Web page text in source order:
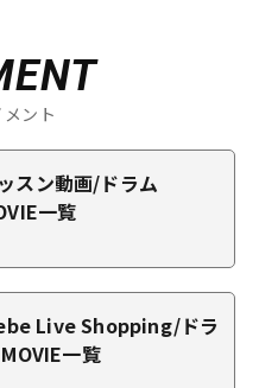
ント
スン動画/ドラム
一覧
Live Shopping/ドラ
一覧